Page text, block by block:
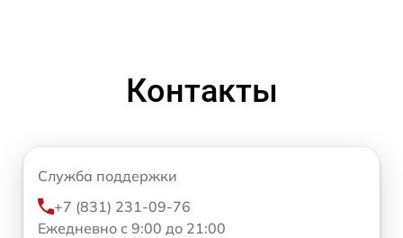
Контакты
Служба поддержки
+7 (831) 231-09-76
Ежедневно с 9:00 до 21:00